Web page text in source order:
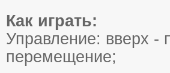
Как играть:
Управление: вверх -
перемещение;